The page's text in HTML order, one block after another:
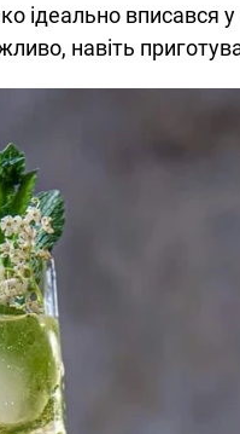
ідеально вписався
навіть